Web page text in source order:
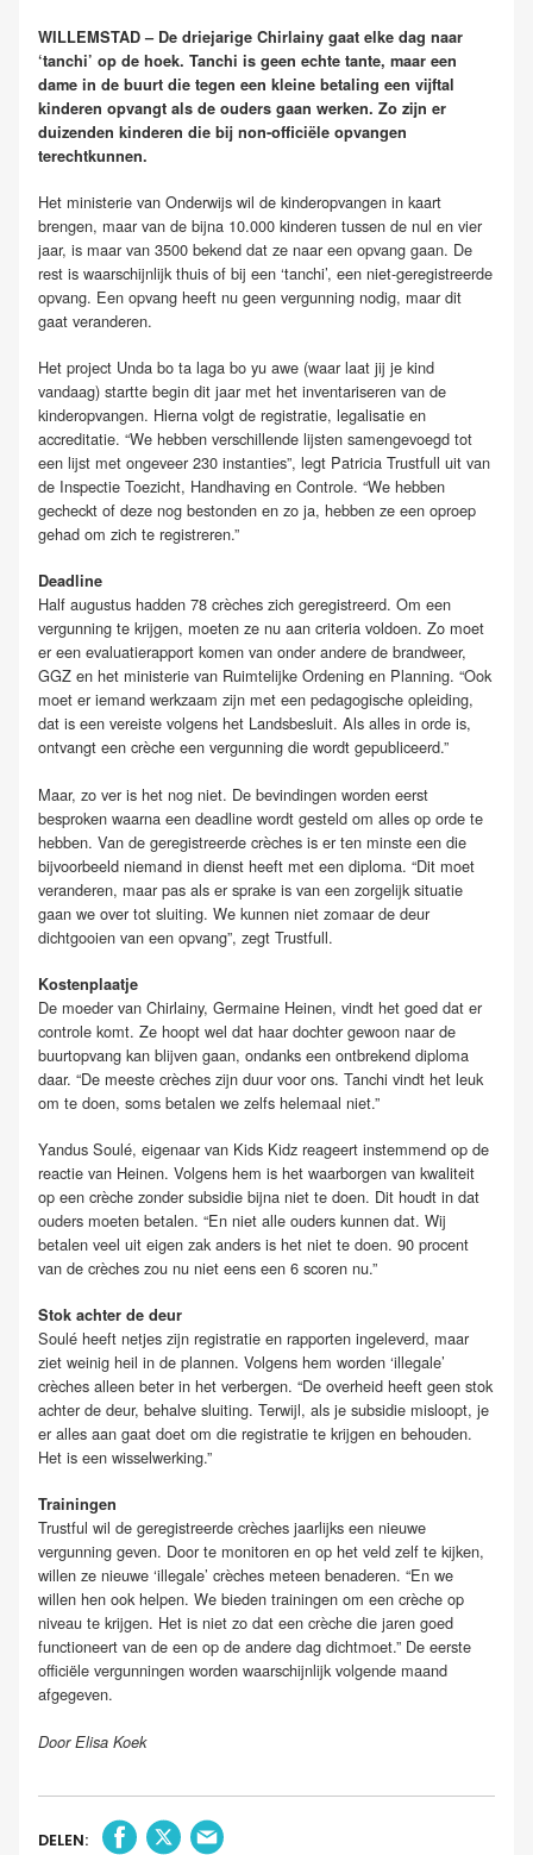
WILLEMSTAD – De driejarige Chirlainy gaat elke dag naar
‘tanchi’ op de hoek. Tanchi is geen echte tante, maar een
dame in de buurt die tegen een kleine betaling een vijftal
kinderen opvangt als de ouders gaan werken. Zo zijn er
duizenden kinderen die bij non-officiële opvangen
terechtkunnen.
Het ministerie van Onderwijs wil de kinderopvangen in kaart
brengen, maar van de bijna 10.000 kinderen tussen de nul en vier
jaar, is maar van 3500 bekend dat ze naar een opvang gaan. De
rest is waarschijnlijk thuis of bij een ‘tanchi’, een niet-geregistreerde
opvang. Een opvang heeft nu geen vergunning nodig, maar dit
gaat veranderen.
Het project Unda bo ta laga bo yu awe (waar laat jij je kind
vandaag) startte begin dit jaar met het inventariseren van de
kinderopvangen. Hierna volgt de registratie, legalisatie en
accreditatie. “We hebben verschillende lijsten samengevoegd tot
een lijst met ongeveer 230 instanties”, legt Patricia Trustfull uit van
de Inspectie Toezicht, Handhaving en Controle. “We hebben
gecheckt of deze nog bestonden en zo ja, hebben ze een oproep
gehad om zich te registreren.”
Deadline
Half augustus hadden 78 crèches zich geregistreerd. Om een
vergunning te krijgen, moeten ze nu aan criteria voldoen. Zo moet
er een evaluatierapport komen van onder andere de brandweer,
GGZ en het ministerie van Ruimtelijke Ordening en Planning. “Ook
moet er iemand werkzaam zijn met een pedagogische opleiding,
dat is een vereiste volgens het Landsbesluit. Als alles in orde is,
ontvangt een crèche een vergunning die wordt gepubliceerd.”
Maar, zo ver is het nog niet. De bevindingen worden eerst
besproken waarna een deadline wordt gesteld om alles op orde te
hebben. Van de geregistreerde crèches is er ten minste een die
bijvoorbeeld niemand in dienst heeft met een diploma. “Dit moet
veranderen, maar pas als er sprake is van een zorgelijk situatie
gaan we over tot sluiting. We kunnen niet zomaar de deur
dichtgooien van een opvang”, zegt Trustfull.
Kostenplaatje
De moeder van Chirlainy, Germaine Heinen, vindt het goed dat er
controle komt. Ze hoopt wel dat haar dochter gewoon naar de
buurtopvang kan blijven gaan, ondanks een ontbrekend diploma
daar. “De meeste crèches zijn duur voor ons. Tanchi vindt het leuk
om te doen, soms betalen we zelfs helemaal niet.”
Yandus Soulé, eigenaar van Kids Kidz reageert instemmend op de
reactie van Heinen. Volgens hem is het waarborgen van kwaliteit
op een crèche zonder subsidie bijna niet te doen. Dit houdt in dat
ouders moeten betalen. “En niet alle ouders kunnen dat. Wij
betalen veel uit eigen zak anders is het niet te doen. 90 procent
van de crèches zou nu niet eens een 6 scoren nu.”
Stok achter de deur
Soulé heeft netjes zijn registratie en rapporten ingeleverd, maar
ziet weinig heil in de plannen. Volgens hem worden ‘illegale’
crèches alleen beter in het verbergen. “De overheid heeft geen stok
achter de deur, behalve sluiting. Terwijl, als je subsidie misloopt, je
er alles aan gaat doet om die registratie te krijgen en behouden.
Het is een wisselwerking.”
Trainingen
Trustful wil de geregistreerde crèches jaarlijks een nieuwe
vergunning geven. Door te monitoren en op het veld zelf te kijken,
willen ze nieuwe ‘illegale’ crèches meteen benaderen. “En we
willen hen ook helpen. We bieden trainingen om een crèche op
niveau te krijgen. Het is niet zo dat een crèche die jaren goed
functioneert van de een op de andere dag dichtmoet.” De eerste
officiële vergunningen worden waarschijnlijk volgende maand
afgegeven.
Door Elisa Koek
DELEN: